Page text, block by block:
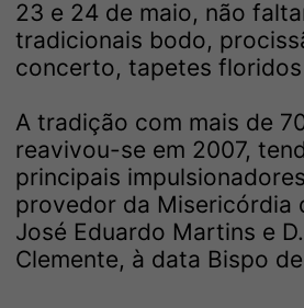
23 e 24 de maio, não
tradicionais bodo,
concerto, tapetes floridos
A tradição com mais de
reavivou-se em 2007,
principais
provedor da Misericórdia
José Eduardo Martins e
Clemente, à data Bispo